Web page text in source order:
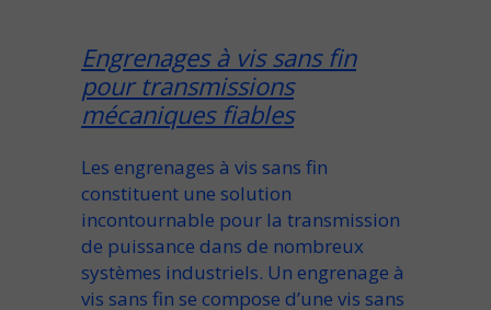
Engrenages à vis sans fin
pour transmissions
mécaniques fiables
Les engrenages à vis sans fin
constituent une solution
incontournable pour la transmission
de puissance dans de nombreux
systèmes industriels. Un engrenage à
vis sans fin se compose d’une vis sans